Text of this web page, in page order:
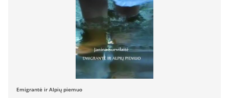
Emigrantė ir Alpių piemuo